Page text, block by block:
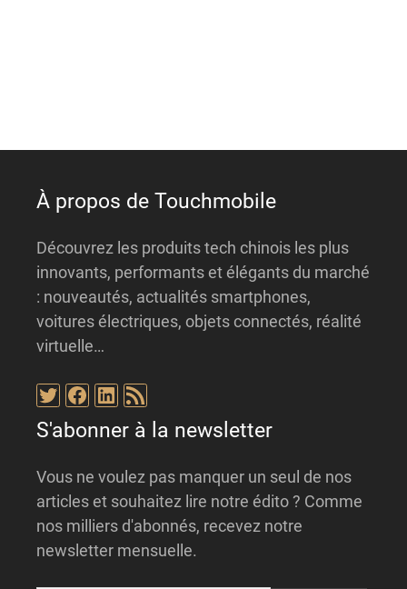
À propos de Touchmobile
Découvrez les produits tech chinois les plus
innovants, performants et élégants du marché
: nouveautés, actualités smartphones,
voitures électriques, objets connectés, réalité
virtuelle…
Twitter
Facebook
LinkedIn
Flux RSS
S'abonner à la newsletter
Vous ne voulez pas manquer un seul de nos
articles et souhaitez lire notre édito ? Comme
nos milliers d'abonnés, recevez notre
newsletter mensuelle.